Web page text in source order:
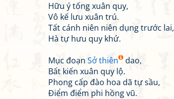
Hữu ý tống xuân quy,
Vô kế lưu xuân trú.
Tất cánh niên niên dụng trước lai,
Hà tự hưu quy khứ.
Mục đoạn Sở thiên
dao,
Bất kiến xuân quy lộ.
Phong cấp đào hoa dã tự sầu,
Điểm điểm phi hồng vũ.